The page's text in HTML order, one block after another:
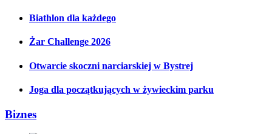
Biathlon dla każdego
Żar Challenge 2026
Otwarcie skoczni narciarskiej w Bystrej
Joga dla początkujących w żywieckim parku
Biznes